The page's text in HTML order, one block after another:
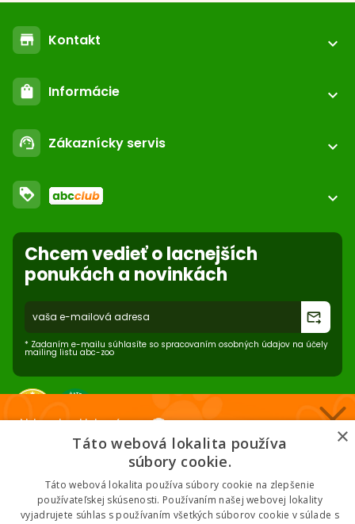
store Kontakt
expand_more
location_on
Nižné Kapustníky 2 040 12 Košice - Nad jazerom
email podpora@abc-zoo.sk
shopping_bag Informácie expand_more
Registrácia / login
Kontakt
O nás
Nastavenia súborov cookie
support_agent Zákaznícky servis expand_more
Obchodné podmienky
Dodacie podmienky
Reklamácie
Ochrana osobných údajov
loyalty expand_more
Použite body a nakupujte lacnejšie!
Viac info
Chcem vedieť o lacnejších
ponukách a novinkách
forward_to_inbox
* Zadaním e-mailu súhlasíte so spracovaním osobných údajov na účely
mailing listu abc-zoo
2026 © ABC-ZOO • Všetky práva vyhradené
Nakupuj za klubové ceny 🏆
Nižšie ceny na vybrané produkty. 2 % cashback. Členstvo zadarmo.
Chcem klubové ceny
×
Táto webová lokalita používa
súbory cookie.
Táto webová lokalita používa súbory cookie na zlepšenie
používateľskej skúsenosti. Používaním našej webovej lokality
vyjadrujete súhlas s používaním všetkých súborov cookie v súlade s